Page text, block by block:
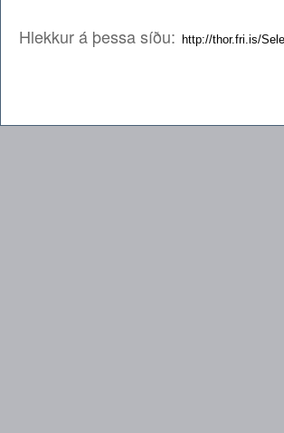
Hlekkur á þessa síðu: